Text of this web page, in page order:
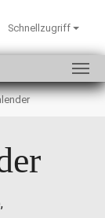
Schnellzugriff